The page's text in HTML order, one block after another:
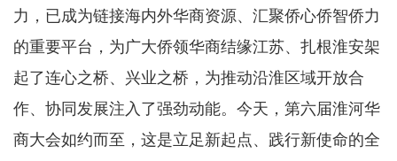
力，已成为链接海内外华商资源、汇聚侨心侨智侨力
的重要平台，为广大侨领华商结缘江苏、扎根淮安架
起了连心之桥、兴业之桥，为推动沿淮区域开放合
作、协同发展注入了强劲动能。今天，第六届淮河华
商大会如约而至，这是立足新起点、践行新使命的全